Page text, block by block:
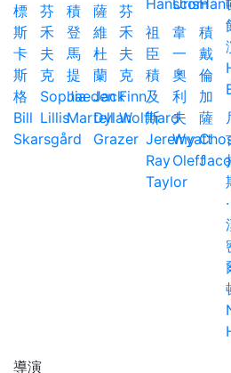
標
斯
卡
斯
格
Bill
Skarsgård
芬
禾
夫
克
Sophia
Lillis
積
登
馬
提
Jaeden
Martell
薩
維
杜
蘭
Jack
Dylan
Grazer
芬
禾
夫
克
Finn
Wolfhard
祖
臣
積
及
斯
Jeremy
Ray
Taylor
韋
一
奧
利
夫
Wyatt
Oleff
積
戴
倫
加
薩
·
導演